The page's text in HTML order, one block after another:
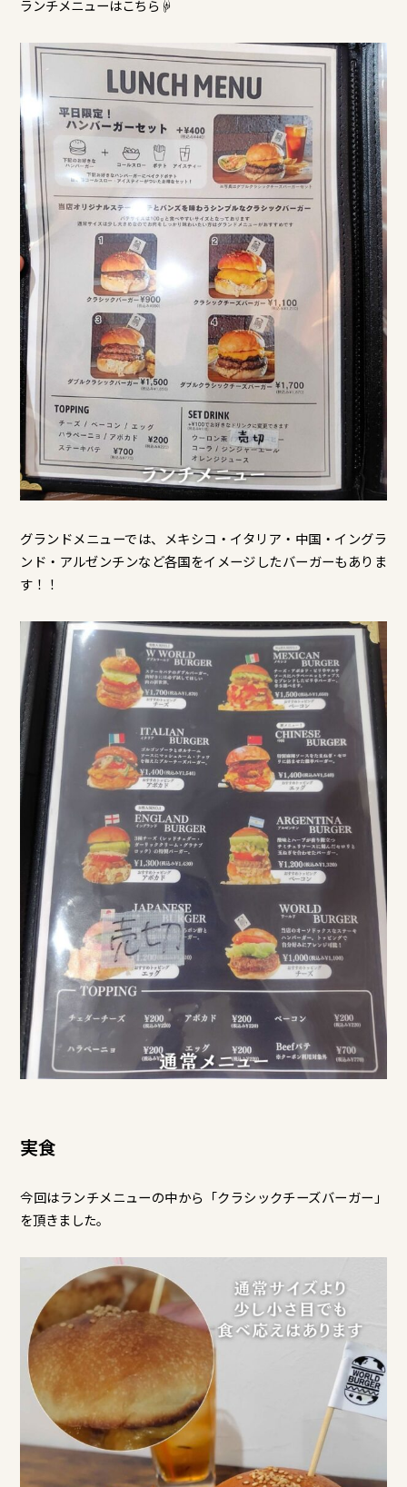
ランチメニューはこちら☟
グランドメニューでは、メキシコ・イタリア・中国・イングラ
ンド・アルゼンチンなど各国をイメージしたバーガーもありま
す！！
実食
今回はランチメニューの中から「クラシックチーズバーガー」
を頂きました。